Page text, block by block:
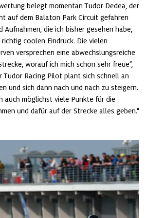
belegt momentan Tudor Dedea, der
auf dem Balaton Park Circuit gefahren
Aufnahmen, die ich bisher gesehen habe,
coolen Eindruck. Die vielen
versprechen eine abwechslungsreiche
worauf ich mich schon sehr freue“,
Tudor Racing Pilot plant sich schnell an
und sich dann nach und nach zu steigern.
auch möglichst viele Punkte für die
und dafür auf der Strecke alles geben.“